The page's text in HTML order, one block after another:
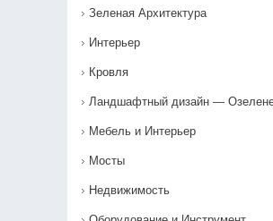
Зеленая Архитектура
Интерьер
Кровля
Ландшафтный дизайн —
Мебель и Интерьер
Мосты
Недвижимость